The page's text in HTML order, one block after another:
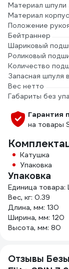
Материал шпули
Материал
Положение
Бейтраннер
Шариковый
Роликовый
Количество
Запасная шпуля
Вес нетто
Габариты без
Гарантия
на товары
Катушка
Упаковка
Упаковка
Единица товара:
Вес, кг: 0.39
Длина, мм: 130
Ширина, мм: 120
Высота, мм: 80
Отзывы